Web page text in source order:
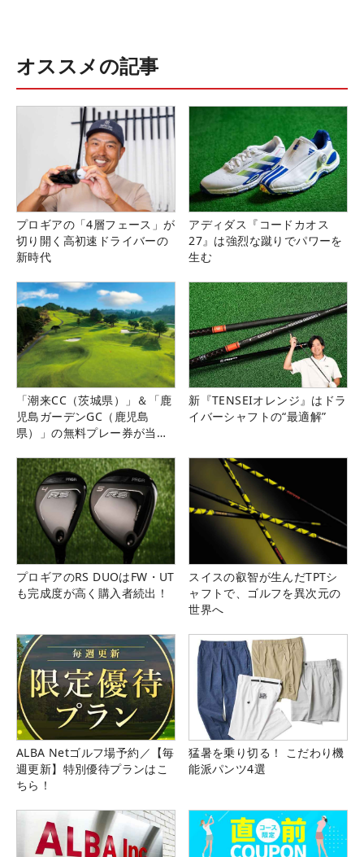
オススメの記事
プロギアの「4層フェース」が
切り開く高初速ドライバーの
新時代
アディダス『コードカオス
27』は強烈な蹴りでパワーを
生む
「潮来CC（茨城県）」＆「鹿
児島ガーデンGC（鹿児島
県）」の無料プレー券が当た
新『TENSEIオレンジ』はドラ
イバーシャフトの“最適解”
プロギアのRS DUOはFW・UT
も完成度が高く購入者続出！
スイスの叡智が生んだTPTシ
ャフトで、ゴルフを異次元の
世界へ
ALBA Netゴルフ場予約／【毎
週更新】特別優待プランはこ
ちら！
猛暑を乗り切る！ こだわり機
能派パンツ4選